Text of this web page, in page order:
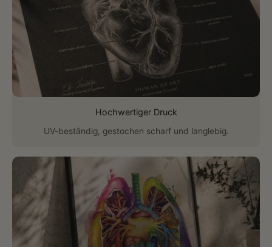
Hochwertiger Druck
UV-beständig, gestochen scharf und langlebig.